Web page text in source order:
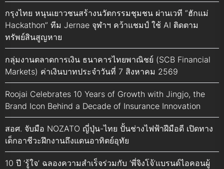
กรุงไทย หนุนเยาวชนสร้างนวัตกรรมชุมชน ผ่านเวที “ฮักแม่
Hackathon” ทีม Jernae จุฬาฯ คว้าแชมป์ ใช้ AI ติดตาม
ทรัพย์สินสูญหาย
กลุ่มงานตลาดการเงิน ธนาคารไทยพาณิชย์ (SCB Financial
Markets) ค่าเงินบาทประจำวันที่ 7 สิงหาคม 2569
Roojai Celebrates 10 Years of Growth with Jingjo, the
Brand Icon Behind a Decade of Insurance Innovation
สอศ. จับมือ NOZATO ญี่ปุ่น-ไทย ปั้นช่างไฟฟ้าฝีมือดี เปิดทาง
เด็กอาชีวะฝึกงานถึงแดนอาทิตย์อุทัย
10 ปี ‘รู้ใจ’ ฉลองความสำเร็จร่วมกับ ‘พี่จิงโจ้’แบรนด์ไอคอนผู้